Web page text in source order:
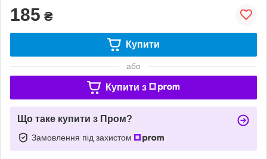
185 ₴
Купити
або
Купити з
Що таке купити з Пром?
Замовлення під захистом